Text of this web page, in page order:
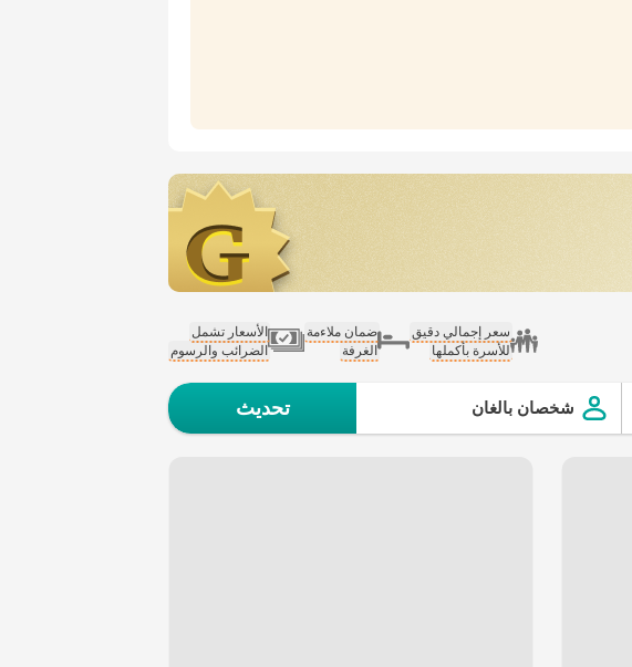
سعر إجمالي دقيق
للأسرة بأكملها
ضمان ملاءمة
الغرفة
الأسعار تشمل
الضرائب والرسوم
شخصان بالغان تحديث